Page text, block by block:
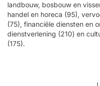
landbouw, bosbouw en
handel en horeca (95),
(75), financiële diensten en
dienstverlening (210) en
(175).